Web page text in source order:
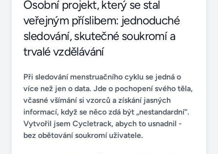
Osobní projekt, který se stal
veřejným příslibem: jednoduché
sledování, skutečné soukromí a
trvalé vzdělávání
Při sledování menstruačního cyklu se jedná o
více než jen o data. Jde o pochopení svého těla,
včasné všímání si vzorců a získání jasných
informací, když se něco zdá být „nestandardní“.
Vytvořil jsem Cycletrack, abych to usnadnil -
bez obětování soukromí uživatele.